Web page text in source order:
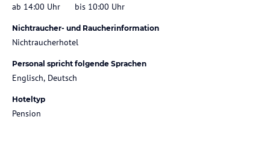
ab 14:00 Uhr bis 10:00 Uhr
Nichtraucher- und Raucherinformation
Nichtraucherhotel
Personal spricht folgende Sprachen
Englisch, Deutsch
Hoteltyp
Pension